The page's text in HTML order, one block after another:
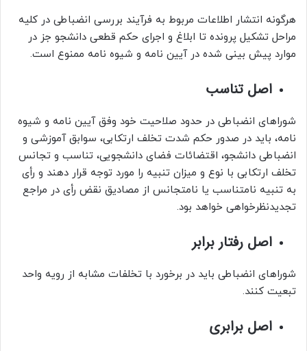
هرگونه انتشار اطلاعات مربوط به فرآیند بررسی انضباطی در کلیه
مراحل تشکیل پرونده تا ابلاغ و اجرای حکم قطعی دانشجو جز در
موارد پیش بینی شده در آیین نامه و شیوه نامه ممنوع است.
اصل تناسب
شوراهای انضباطی در حدود صلاحیت خود وفق آیین نامه و شیوه
نامه، باید در صدور حکم شدت تخلف ارتکابی، سوابق آموزشی و
انضباطی دانشجو، اقتضائات فضای دانشجویی، تناسب و تجانس
تخلف ارتکابی با نوع و میزان تنبیه را مورد توجه قرار دهند و رأی
به تنبیه نامتناسب یا نامتجانس از مصادیق نقض رأی در مراجع
تجدیدنظرخواهی خواهد بود.
اصل رفتار برابر
شوراهای انضباطی باید در برخورد با تخلفات مشابه از رویه واحد
تبعیت کنند.
اصل برابری